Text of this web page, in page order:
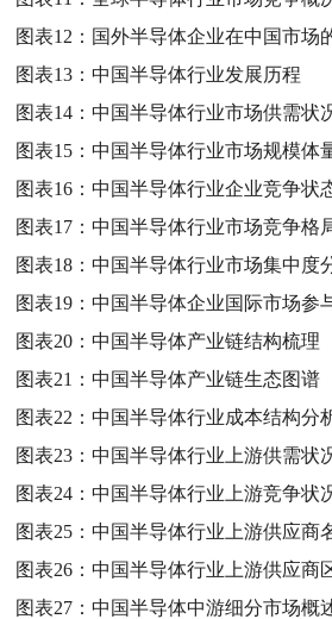
图表12： 国外半导体企业在中国市场
图表13：中国半导体行业发展历程
图表14：中国半导体行业市场供需状
图表15：中国半导体行业市场规模体
图表16：中国半导体行业企业竞争状
图表17：中国半导体行业市场竞争格
图表18：中国半导体行业市场集中度
图表19：中国半导体企业国际市场参
图表20：中国半导体产业链结构梳理
图表21：中国半导体产业链生态图谱
图表22：中国半导体行业成本结构分
图表23：中国半导体行业上游供需状
图表24：中国半导体行业上游竞争状
图表25：中国半导体行业上游供应商
图表26：中国半导体行业上游供应商
图表27：中国半导体中游细分市场概